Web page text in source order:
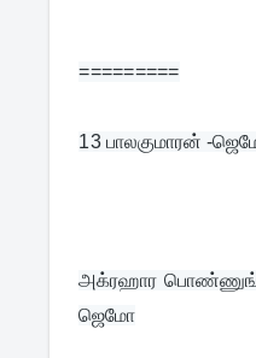
=========
13 பாலகுமாரன் -
அக்ரஹார
ஜெமோ